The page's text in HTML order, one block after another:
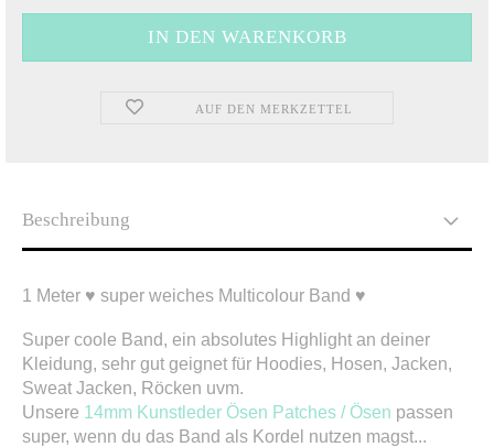
AUF DEN MERKZETTEL
Beschreibung
1 Meter ♥ super weiches Multicolour Band ♥
Super coole Band, ein absolutes Highlight an deiner
Kleidung, sehr gut geignet für Hoodies, Hosen, Jacken,
Sweat Jacken, Röcken uvm.
Unsere 14mm Kunstleder Ösen Patches / Ösen passen
super, wenn du das Band als Kordel nutzen magst...